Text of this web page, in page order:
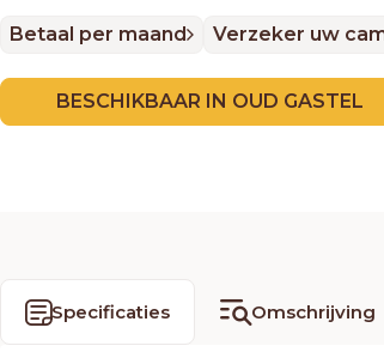
Betaal per maand Verzeker uw
BESCHIKBAAR IN OUD GASTEL
Specificaties Omschrijving